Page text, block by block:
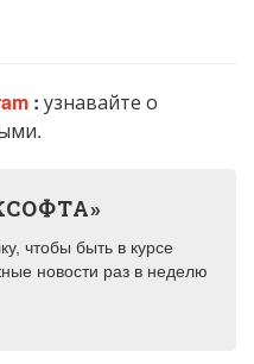
: узнавайте о
чтобы быть в курсе
новости раз в неделю